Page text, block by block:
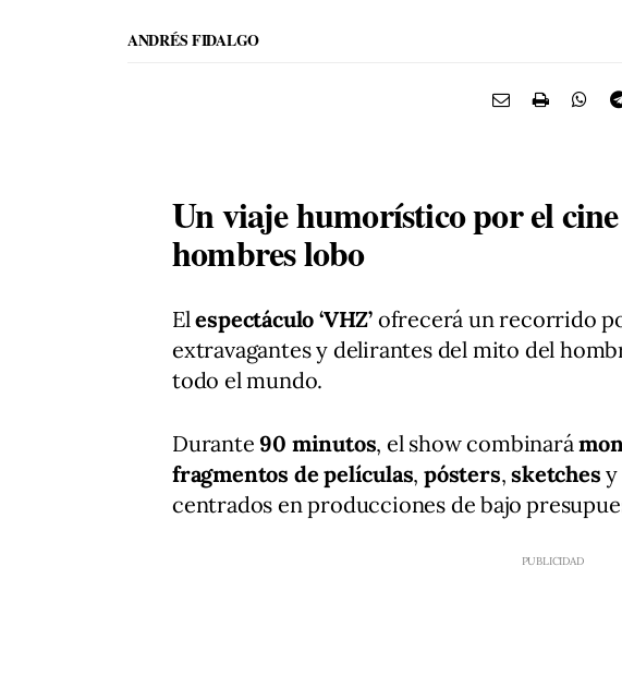
ANDRÉS FIDALGO
Un viaje humorístico por el
hombres lobo
Elespectáculo ‘VHZ’ ofrecerá un recorrido
extravagantes y delirantes del mito del
todo el mundo.
Durante 90 minutos, el show combinará
fragmentos de películas,pósters,sketches
centrados en producciones de bajo